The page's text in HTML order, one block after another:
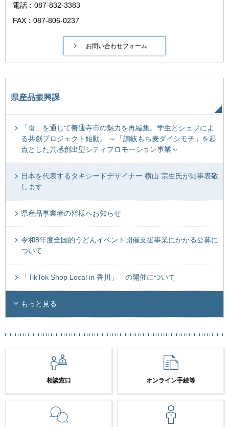
電話：087-832-3383
FAX：087-806-0237
県産品振興課
「食」を通じて善通寺市の魅力を再編集。学生とシェフによ
る共創プロジェクト始動。 ～「讃岐もち麦ダイシモチ」を起
点とした共感創出型シティプロモーション事業～
日本を代表するタキシードデザイナー 横山 宗生氏が知事表敬
します
県産品事業者の皆様へお知らせ
令和8年度全国的うどんイベント開催支援事業にかかる公募に
ついて
「TikTok Shop Local in 香川」 の開催について
もっと見る
相談窓口 オンライン手続等